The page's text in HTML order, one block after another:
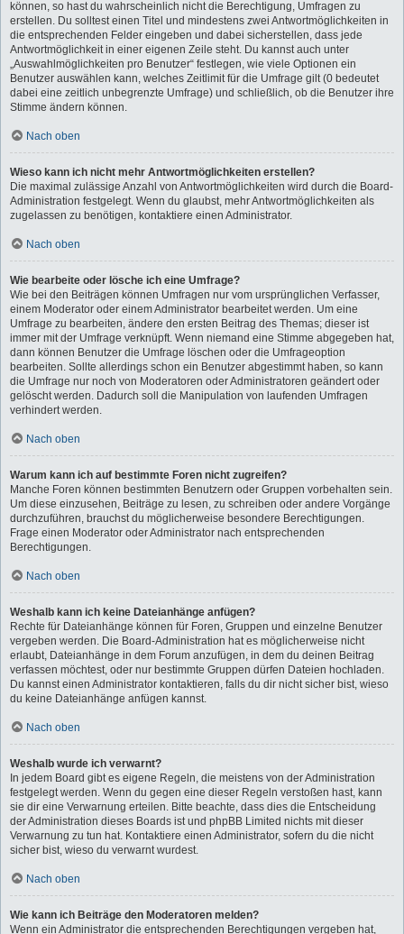
können, so hast du wahrscheinlich nicht die Berechtigung, Umfragen zu
erstellen. Du solltest einen Titel und mindestens zwei Antwortmöglichkeiten in
die entsprechenden Felder eingeben und dabei sicherstellen, dass jede
Antwortmöglichkeit in einer eigenen Zeile steht. Du kannst auch unter
„Auswahlmöglichkeiten pro Benutzer“ festlegen, wie viele Optionen ein
Benutzer auswählen kann, welches Zeitlimit für die Umfrage gilt (0 bedeutet
dabei eine zeitlich unbegrenzte Umfrage) und schließlich, ob die Benutzer ihre
Stimme ändern können.
Nach oben
Wieso kann ich nicht mehr Antwortmöglichkeiten erstellen?
Die maximal zulässige Anzahl von Antwortmöglichkeiten wird durch die Board-
Administration festgelegt. Wenn du glaubst, mehr Antwortmöglichkeiten als
zugelassen zu benötigen, kontaktiere einen Administrator.
Nach oben
Wie bearbeite oder lösche ich eine Umfrage?
Wie bei den Beiträgen können Umfragen nur vom ursprünglichen Verfasser,
einem Moderator oder einem Administrator bearbeitet werden. Um eine
Umfrage zu bearbeiten, ändere den ersten Beitrag des Themas; dieser ist
immer mit der Umfrage verknüpft. Wenn niemand eine Stimme abgegeben hat,
dann können Benutzer die Umfrage löschen oder die Umfrageoption
bearbeiten. Sollte allerdings schon ein Benutzer abgestimmt haben, so kann
die Umfrage nur noch von Moderatoren oder Administratoren geändert oder
gelöscht werden. Dadurch soll die Manipulation von laufenden Umfragen
verhindert werden.
Nach oben
Warum kann ich auf bestimmte Foren nicht zugreifen?
Manche Foren können bestimmten Benutzern oder Gruppen vorbehalten sein.
Um diese einzusehen, Beiträge zu lesen, zu schreiben oder andere Vorgänge
durchzuführen, brauchst du möglicherweise besondere Berechtigungen.
Frage einen Moderator oder Administrator nach entsprechenden
Berechtigungen.
Nach oben
Weshalb kann ich keine Dateianhänge anfügen?
Rechte für Dateianhänge können für Foren, Gruppen und einzelne Benutzer
vergeben werden. Die Board-Administration hat es möglicherweise nicht
erlaubt, Dateianhänge in dem Forum anzufügen, in dem du deinen Beitrag
verfassen möchtest, oder nur bestimmte Gruppen dürfen Dateien hochladen.
Du kannst einen Administrator kontaktieren, falls du dir nicht sicher bist, wieso
du keine Dateianhänge anfügen kannst.
Nach oben
Weshalb wurde ich verwarnt?
In jedem Board gibt es eigene Regeln, die meistens von der Administration
festgelegt werden. Wenn du gegen eine dieser Regeln verstoßen hast, kann
sie dir eine Verwarnung erteilen. Bitte beachte, dass dies die Entscheidung
der Administration dieses Boards ist und phpBB Limited nichts mit dieser
Verwarnung zu tun hat. Kontaktiere einen Administrator, sofern du die nicht
sicher bist, wieso du verwarnt wurdest.
Nach oben
Wie kann ich Beiträge den Moderatoren melden?
Wenn ein Administrator die entsprechenden Berechtigungen vergeben hat,